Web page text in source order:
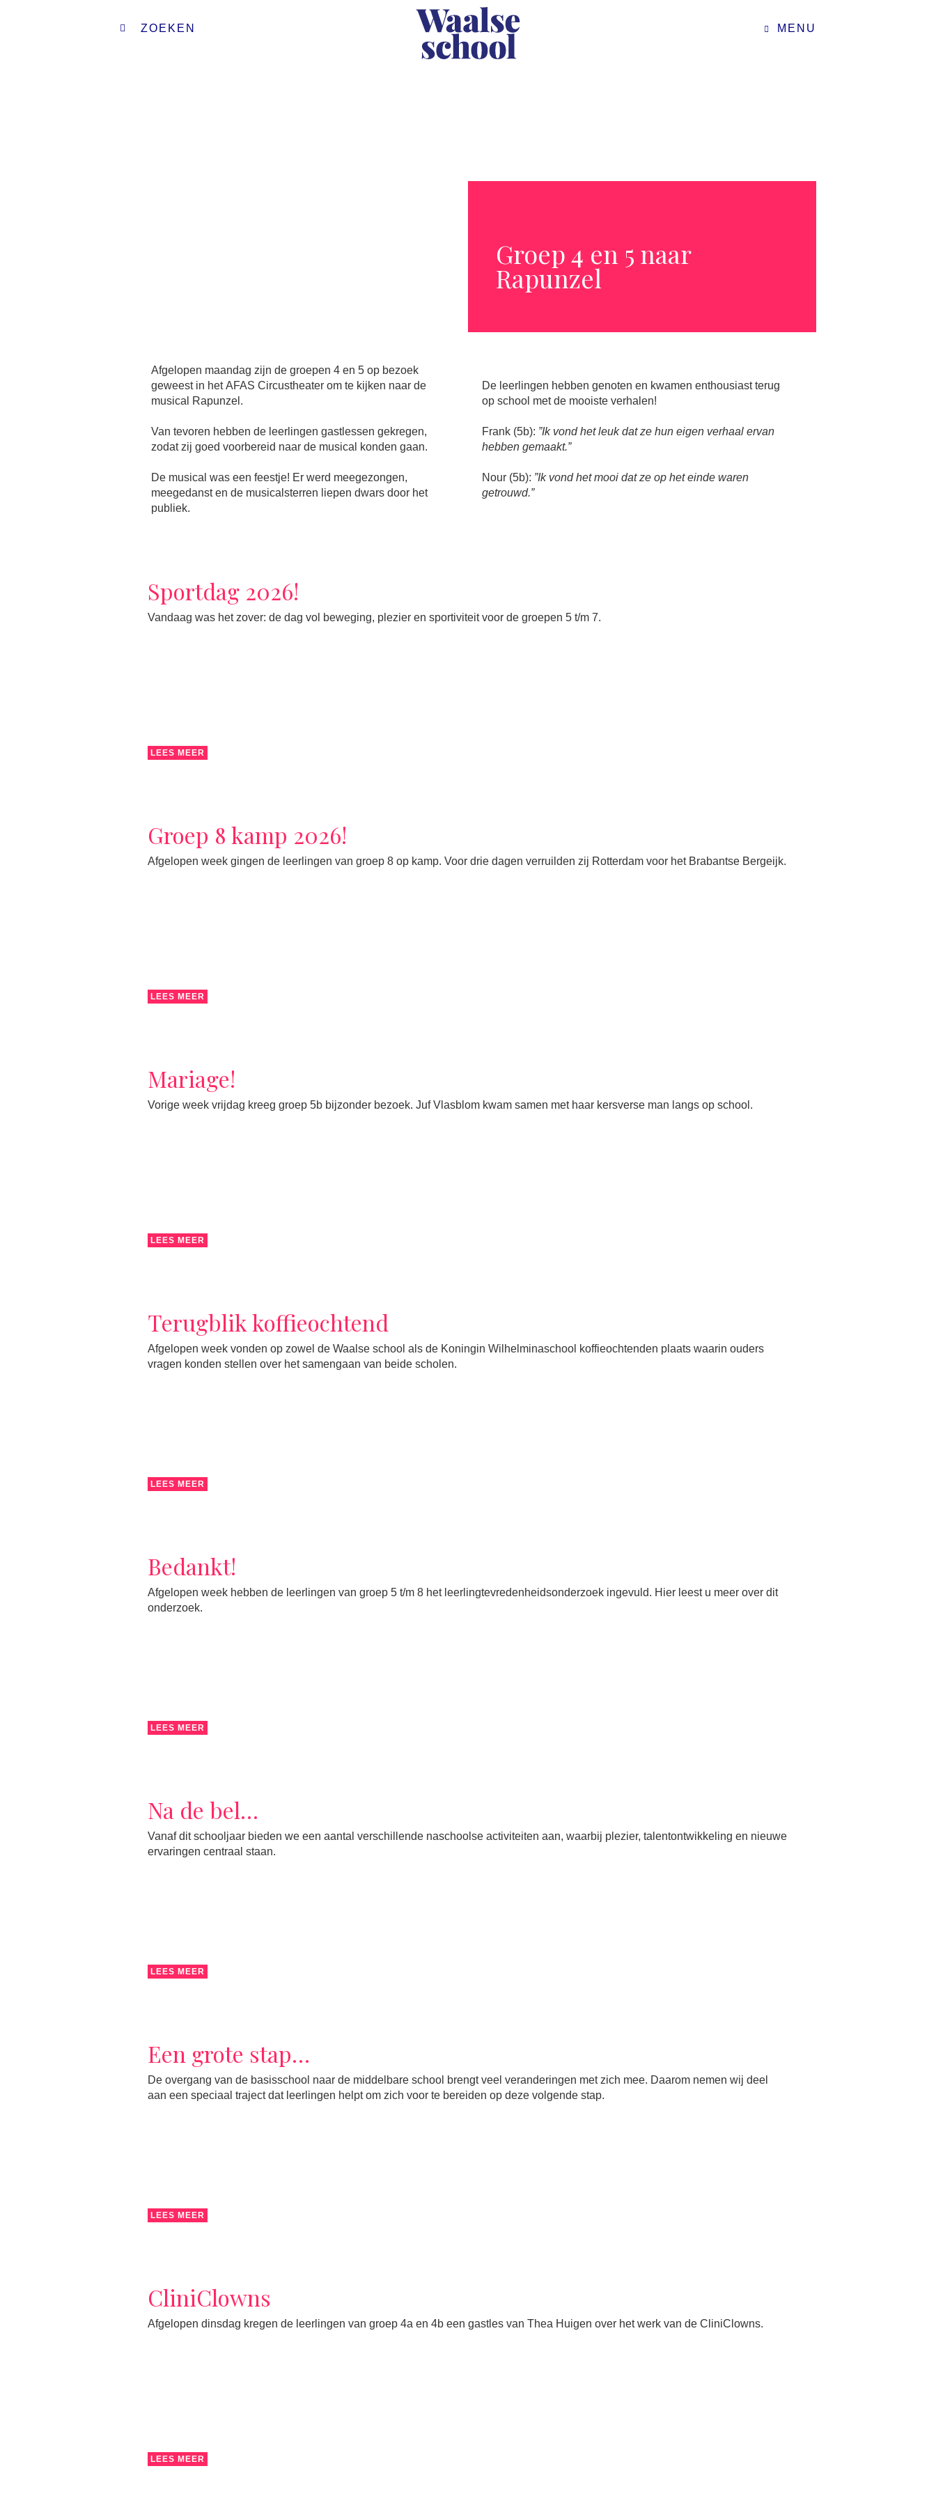
ZOEKEN MENU
Groep 4 en 5 naar
Rapunzel
Afgelopen maandag zijn de groepen 4 en 5 op bezoek
geweest in het AFAS Circustheater om te kijken naar de
musical Rapunzel.
Van tevoren hebben de leerlingen gastlessen gekregen,
zodat zij goed voorbereid naar de musical konden gaan.
De musical was een feestje! Er werd meegezongen,
meegedanst en de musicalsterren liepen dwars door het
publiek.
De leerlingen hebben genoten en kwamen enthousiast terug
op school met de mooiste verhalen!
Frank (5b): ”Ik vond het leuk dat ze hun eigen verhaal ervan
hebben gemaakt.”
Nour (5b): ”Ik vond het mooi dat ze op het einde waren
getrouwd.”
Sportdag 2026!
Vandaag was het zover: de dag vol beweging, plezier en sportiviteit voor de groepen 5 t/m 7.
LEES MEER
Groep 8 kamp 2026!
Afgelopen week gingen de leerlingen van groep 8 op kamp. Voor drie dagen verruilden zij Rotterdam voor het Brabantse Bergeijk.
LEES MEER
Mariage!
Vorige week vrijdag kreeg groep 5b bijzonder bezoek. Juf Vlasblom kwam samen met haar kersverse man langs op school.
LEES MEER
Terugblik koffieochtend
Afgelopen week vonden op zowel de Waalse school als de Koningin Wilhelminaschool koffieochtenden plaats waarin ouders
vragen konden stellen over het samengaan van beide scholen.
LEES MEER
Bedankt!
Afgelopen week hebben de leerlingen van groep 5 t/m 8 het leerlingtevredenheidsonderzoek ingevuld. Hier leest u meer over dit
onderzoek.
LEES MEER
Na de bel…
Vanaf dit schooljaar bieden we een aantal verschillende naschoolse activiteiten aan, waarbij plezier, talentontwikkeling en nieuwe
ervaringen centraal staan.
LEES MEER
Een grote stap…
De overgang van de basisschool naar de middelbare school brengt veel veranderingen met zich mee. Daarom nemen wij deel
aan een speciaal traject dat leerlingen helpt om zich voor te bereiden op deze volgende stap.
LEES MEER
CliniClowns
Afgelopen dinsdag kregen de leerlingen van groep 4a en 4b een gastles van Thea Huigen over het werk van de CliniClowns.
LEES MEER